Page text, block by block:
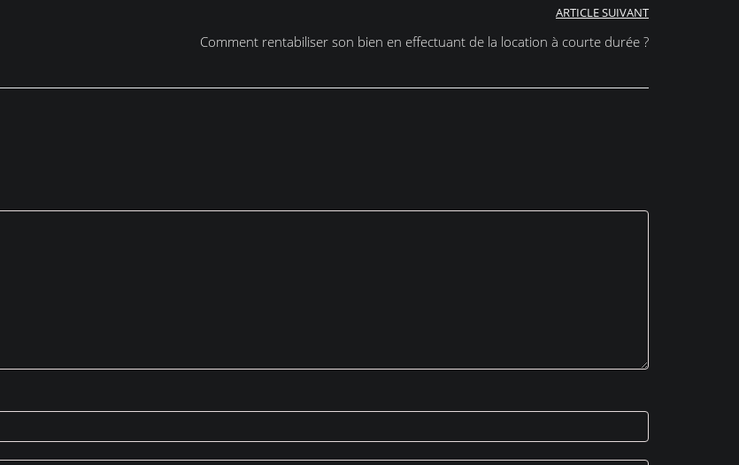
ARTICLE SUIVANT
Comment rentabiliser son bien en effectuant de la location à courte durée ?